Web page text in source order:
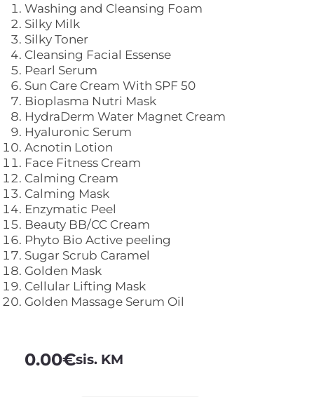
Washing and Cleansing Foam
Silky Milk
Silky Toner
Cleansing Facial Essense
Pearl Serum
Sun Care Cream With SPF 50
Bioplasma Nutri Mask
HydraDerm Water Magnet Cream
Hyaluronic Serum
Acnotin Lotion
Face Fitness Cream
Calming Cream
Calming Mask
Enzymatic Peel
Beauty BB/CC Cream
Phyto Bio Active peeling
Sugar Scrub Caramel
Golden Mask
Cellular Lifting Mask
Golden Massage Serum Oil
0.00€sis. KM